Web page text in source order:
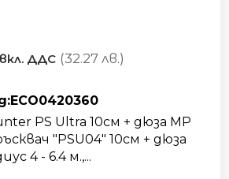
вкл. ДДС (32.27 лв.)
PS Ultra 10см + дюза MP
"PSU04" 10см + дюза
4 - 6.4 м.,...